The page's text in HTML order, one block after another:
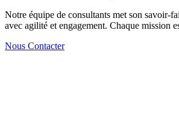
Notre équipe de consultants met son savoir-
avec agilité et engagement. Chaque mission
Nous Contacter